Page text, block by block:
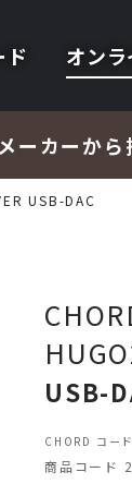
ド オン
メーカーから
USB-DAC
USB-
CHORD コー
商品コード